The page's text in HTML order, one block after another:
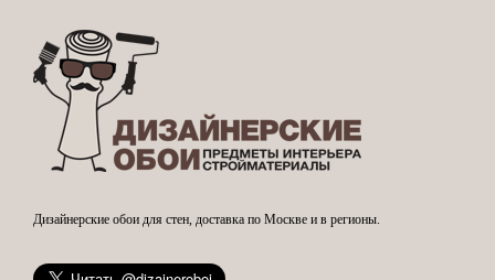
Дизайнерские обои для стен, доставка по Москве и в регионы.